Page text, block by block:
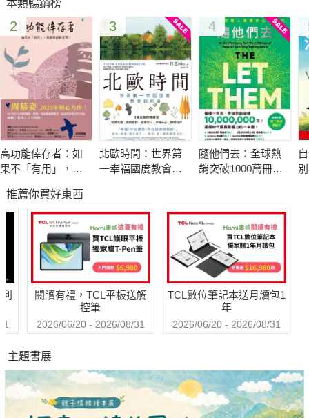
● 假內疚是導致你受困的源頭
薇拉莉．波頓是一名暢銷作家及人生教練（Life coach），
她在協助許多女性客戶改善工作或個人生活的過程中，
發現各種身分、各年齡層的女性，都曾有過一種感受──內疚
（guilt）。
內疚，是一種因為犯錯而產生彌補行為的自我反省機制，
但是，往往在生活中更常出現的是「假內疚」，
一種你並沒有真的做錯事卻感到內疚的感受。
傳遞重複訊息：「我不夠好、我做得不夠多、我做得不對」。
真內疚能幫助你調整錯誤的行為，
但假內疚只會讓你怪罪自己、過度補償，而且要永遠為此負責。
因此，作者研發出一套結合教練學和正向心理學的寫作法：剝洋
蔥（PEEL），
對內疚進行層層剖析，找出導致內疚的深層信念，並且產生轉
變。
她不僅運用在自己身上，也引導許多客戶們得以突破困境。
本類暢銷榜
2
高功能倖存者：如
果不「有用」，我
3
北歐時間：世界第
一幸福國度教會我
4
隨他們去：全球熱
銷突破1000萬冊現
巧【附放下執念明
信片圖】
推薦你買好東西
閱讀有禮，TCL平板送觸
控筆
2026/06/20 - 2026/08/31
TCL數位筆記本送月讀包1
年
2026/06/20 - 2026/08/31
主題書展